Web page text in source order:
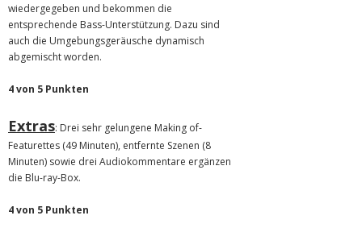
wiedergegeben und bekommen die
entsprechende Bass-Unterstützung. Dazu sind
auch die Umgebungsgeräusche dynamisch
abgemischt worden.
4 von 5 Punkten
Extras: Drei sehr gelungene Making of-
Featurettes (49 Minuten), entfernte Szenen (8
Minuten) sowie drei Audiokommentare ergänzen
die Blu-ray-Box.
4 von 5 Punkten